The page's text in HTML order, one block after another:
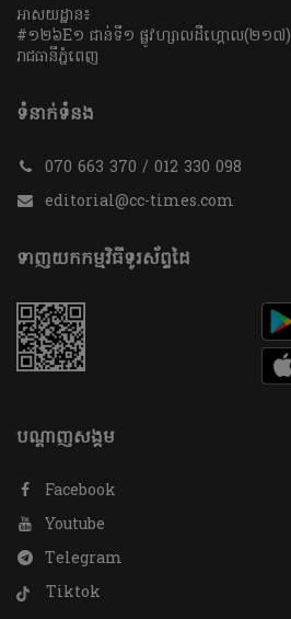
អាសយដ្ឋាន៖
#១២៦E១ ជាន់ទី១ ផ្លូវហ្សាលដឺហ្គោល(២១៧)
រាជធានីភ្នំពេញ
ទំនាក់ទំនង
070 663 370 / 012 330 098
editorial@cc-times.com
ទាញយកកម្មវិធីទូរស័ព្ទដៃ
បណ្តាញសង្គម
Facebook
Youtube
Telegram
Tiktok